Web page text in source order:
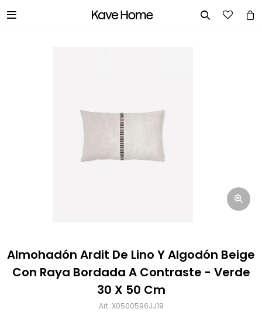
 
Almohadón Ardit De Lino Y Algodón Beige
Con Raya Bordada A Contraste - Verde
30 X 50 Cm
X0500596JJ19
Mensaje